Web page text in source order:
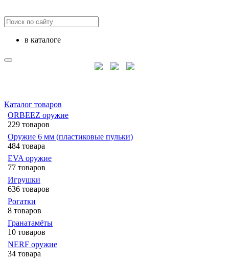
в каталоге
Каталог товаров
ORBEEZ оружие
229 товаров
Оружие 6 мм (пластиковые пульки)
484 товара
EVA оружие
77 товаров
Игрушки
636 товаров
Рогатки
8 товаров
Гранатамёты
10 товаров
NERF оружие
34 товара